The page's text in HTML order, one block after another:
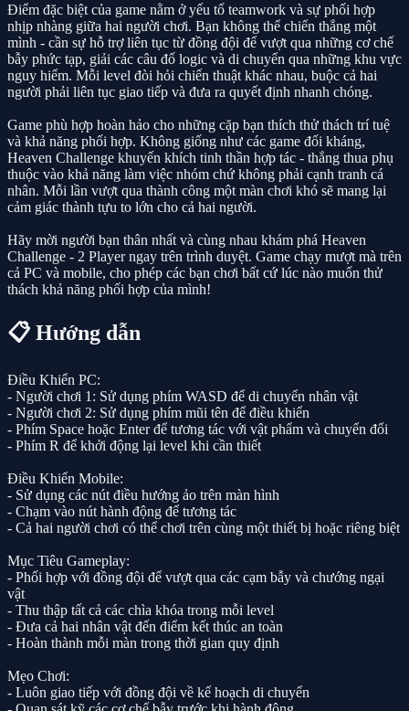
Điểm đặc biệt của game nằm ở yếu tố teamwork và sự phối hợp
nhịp nhàng giữa hai người chơi. Bạn không thể chiến thắng một
mình - cần sự hỗ trợ liên tục từ đồng đội để vượt qua những cơ chế
bẫy phức tạp, giải các câu đố logic và di chuyển qua những khu vực
nguy hiểm. Mỗi level đòi hỏi chiến thuật khác nhau, buộc cả hai
người phải liên tục giao tiếp và đưa ra quyết định nhanh chóng.
Game phù hợp hoàn hảo cho những cặp bạn thích thử thách trí tuệ
và khả năng phối hợp. Không giống như các game đối kháng,
Heaven Challenge khuyến khích tinh thần hợp tác - thắng thua phụ
thuộc vào khả năng làm việc nhóm chứ không phải cạnh tranh cá
nhân. Mỗi lần vượt qua thành công một màn chơi khó sẽ mang lại
cảm giác thành tựu to lớn cho cả hai người.
Hãy mời người bạn thân nhất và cùng nhau khám phá Heaven
Challenge - 2 Player ngay trên trình duyệt. Game chạy mượt mà trên
cả PC và mobile, cho phép các bạn chơi bất cứ lúc nào muốn thử
thách khả năng phối hợp của mình!
📋 Hướng dẫn
Điều Khiển PC:
- Người chơi 1: Sử dụng phím WASD để di chuyển nhân vật
- Người chơi 2: Sử dụng phím mũi tên để điều khiển
- Phím Space hoặc Enter để tương tác với vật phẩm và chuyển đổi
- Phím R để khởi động lại level khi cần thiết
Điều Khiển Mobile:
- Sử dụng các nút điều hướng ảo trên màn hình
- Chạm vào nút hành động để tương tác
- Cả hai người chơi có thể chơi trên cùng một thiết bị hoặc riêng biệt
Mục Tiêu Gameplay:
- Phối hợp với đồng đội để vượt qua các cạm bẫy và chướng ngại
vật
- Thu thập tất cả các chìa khóa trong mỗi level
- Đưa cả hai nhân vật đến điểm kết thúc an toàn
- Hoàn thành mỗi màn trong thời gian quy định
Mẹo Chơi:
- Luôn giao tiếp với đồng đội về kế hoạch di chuyển